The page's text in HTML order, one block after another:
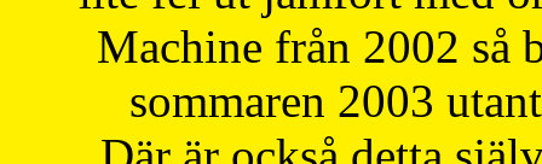
Machine från 2002 så
sommaren 2003